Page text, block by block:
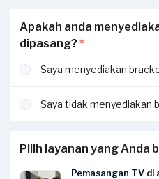
Apakah anda
dipasang? *
Saya menyediakan
Saya tidak menyediakan
Pilih layanan yang Anda
Pemasangan TV di